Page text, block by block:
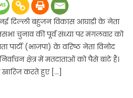
नई दिल्ली बहुजन विकास आघाडी के नेता
चुनाव की पूर्व संध्या पर मंगलवार को
पार्टी (भाजपा) के वरिष्ठ नेता विनोद
क्षेत्र में मतदाताओं को पैसे बांटे हैं।
खारिज करते हुए […]